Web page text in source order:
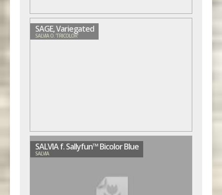
SAGE, Variegated
SALVIA O. 'TRICOLOR'
SALVIA f. Sallyfun™ Bicolor Blue
SALVIA